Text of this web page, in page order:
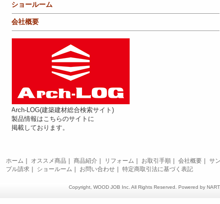
ショールーム
会社概要
Arch-LOG(建築建材総合検索サイト)
製品情報はこちらのサイトに
掲載しております。
ホーム オススメ商品 商品紹介｜ リフォーム お取引手順｜ 会社概要｜
サ
プル請求｜ ショールーム お問い合わせ｜ 特定商取引法に基づく表記
Copyright, WOOD JOB Inc. All Rights Reserved. Powered by